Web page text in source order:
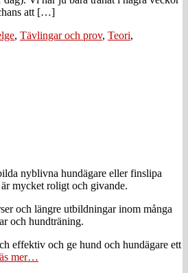
att […]
, Tävlingar och prov, Teori,
nyblivna hundägare eller finslipa
mycket roligt och givande.
och längre utbildningar inom många
och hundträning.
effektiv och ge hund och hundägare ett
mer…